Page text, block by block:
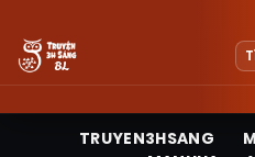
TRUYEN3HSANG